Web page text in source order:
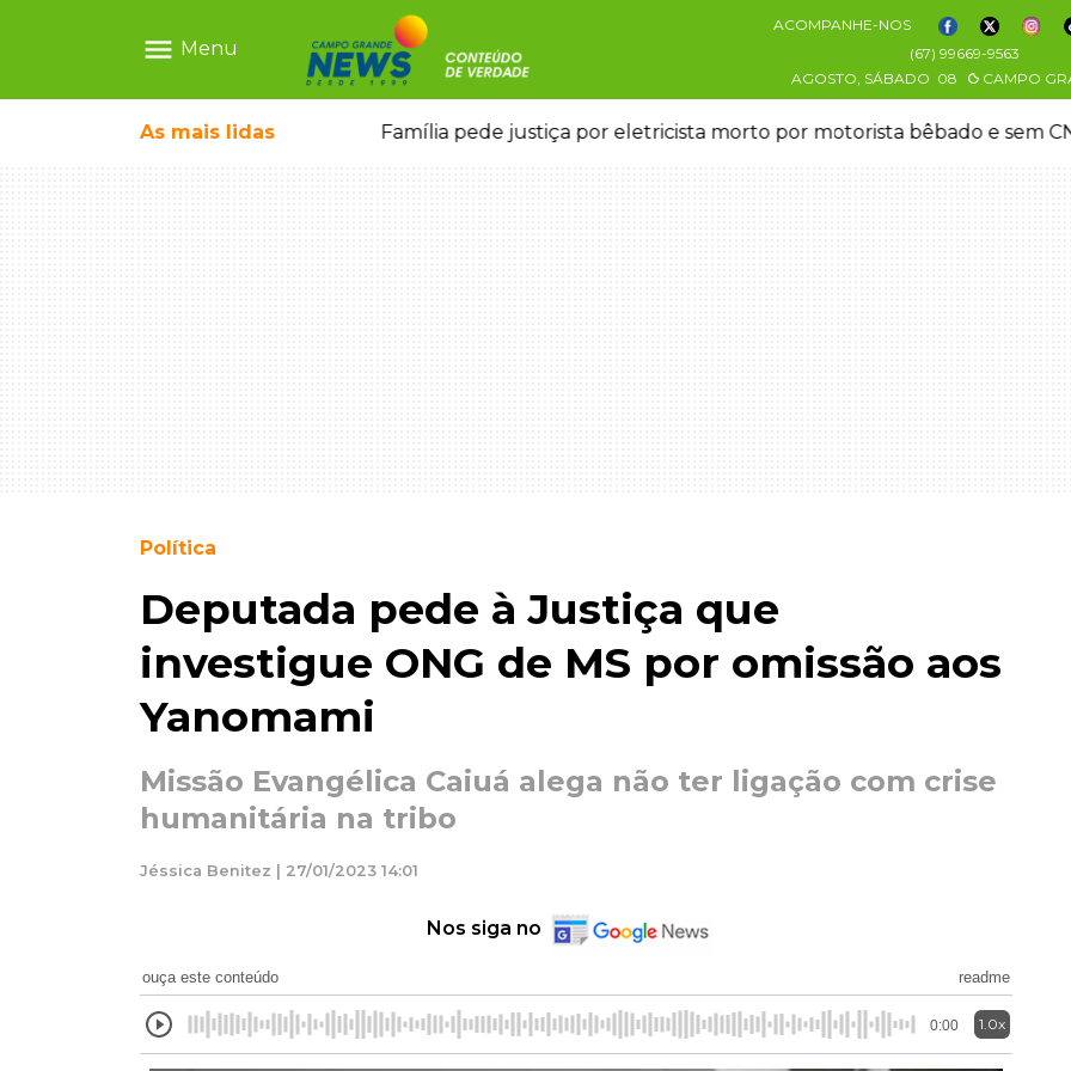
menu Menu
ACOMPANHE-NOS
(67) 99669-9563
AGOSTO, SÁBADO 08 CAMPO
As mais lidas
e morre a caminho do hospital Família pede justiça por eletricista morto por motorista bêbado e sem
Política
Deputada pede à Justiça que
investigue ONG de MS por omissão aos
Yanomami
Missão Evangélica Caiuá alega não ter ligação com crise
humanitária na tribo
Jéssica Benitez | 27/01/2023 14:01
Nos siga no
ouça este conteúdo readme
0:00 1.0x